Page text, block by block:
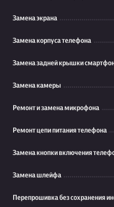
Замена экрана
Замена корпуса телефона
Замена задней крышки
Замена камеры
Ремонт и замена микрофона
Ремонт цепи питания телефона
Замена кнопки включения
Замена шлейфа
Перепрошивка без сохранения